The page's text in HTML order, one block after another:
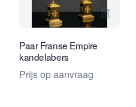
Bekijk
Paar Franse Empire
kandelabers
Prijs op aanvraag